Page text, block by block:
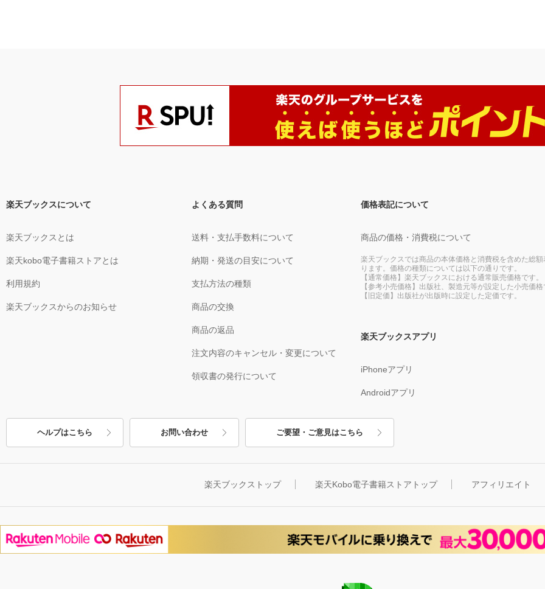
楽天ブックスについて
楽天ブックスとは
楽天kobo電子書籍ストアとは
利用規約
楽天ブックスからのお知らせ
よくある質問
送料・支払手数料について
納期・発送の目安について
支払方法の種類
商品の交換
商品の返品
注文内容のキャンセル・変更について
領収書の発行について
価格表記について
商品の価格・消費税について
楽天ブックスでは商品の本体価格と消費税を含めた総額
ります。価格の種類については以下の通りです。
【通常価格】楽天ブックスにおける通常販売価格です。
【参考小売価格】出版社、製造元等が設定した小売価格
【旧定価】出版社が出版時に設定した定価です。
楽天ブックスアプリ
iPhoneアプリ
Androidアプリ
ヘルプはこちら お問い合わせ ご要望・ご意見はこちら
楽天ブックストップ 楽天Kobo電子書籍ストアトップ アフィリエイト